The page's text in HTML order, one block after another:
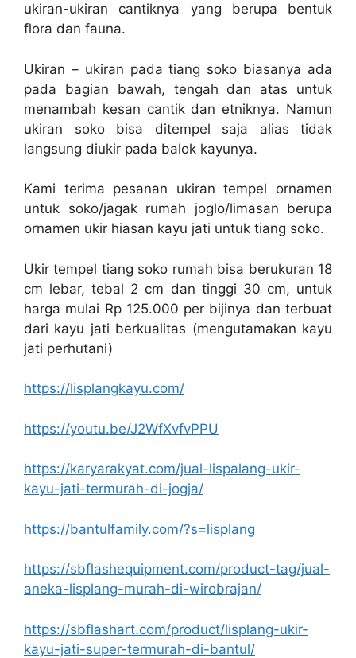
ukiran-ukiran cantiknya yang berupa bentuk
flora dan fauna.
Ukiran – ukiran pada tiang soko biasanya ada
pada bagian bawah, tengah dan atas untuk
menambah kesan cantik dan etniknya. Namun
ukiran soko bisa ditempel saja alias tidak
langsung diukir pada balok kayunya.
Kami terima pesanan ukiran tempel ornamen
untuk soko/jagak rumah joglo/limasan berupa
ornamen ukir hiasan kayu jati untuk tiang soko.
Ukir tempel tiang soko rumah bisa berukuran 18
cm lebar, tebal 2 cm dan tinggi 30 cm, untuk
harga mulai Rp 125.000 per bijinya dan terbuat
dari kayu jati berkualitas (mengutamakan kayu
jati perhutani)
https://lisplangkayu.com/
https://youtu.be/J2WfXvfvPPU
https://karyarakyat.com/jual-lispalang-ukir-
kayu-jati-termurah-di-jogja/
https://bantulfamily.com/?s=lisplang
https://sbflashequipment.com/product-tag/jual-
aneka-lisplang-murah-di-wirobrajan/
https://sbflashart.com/product/lisplang-ukir-
kayu-jati-super-termurah-di-bantul/